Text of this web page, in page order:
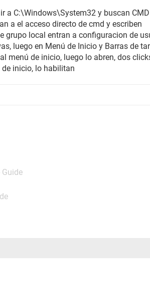
a C:\Windows\System32 y buscan
a el acceso directo de cmd y escriben
grupo local entran a configuracion de
luego en Menú de Inicio y Barras de
menú de inicio, luego lo abren, dos
inicio, lo habilitan
Guide